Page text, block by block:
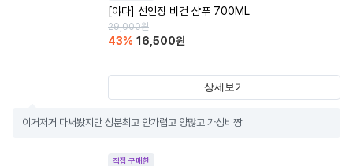
[야다] 선인장 비건 샴푸 700ML
29,000원
43% 16,500원
상세보기
이거저거 다써봤지만 성분최고 안가렵고 양많고 가성비짱
직접 구매한